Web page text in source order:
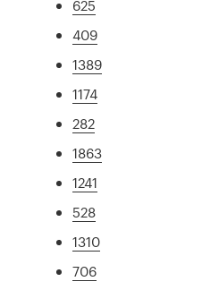
625
409
1389
1174
282
1863
1241
528
1310
706